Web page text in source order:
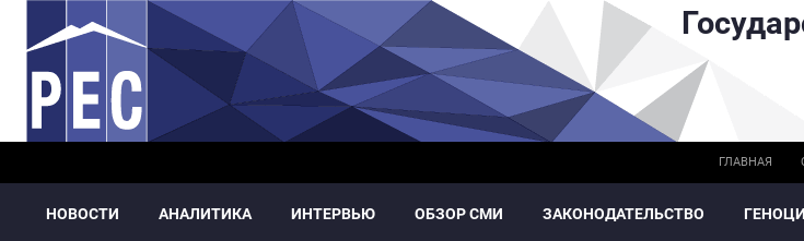
Перейти к основному содержанию
ГЛАВНАЯ
НОВОСТИ АНАЛИТИКА ИНТЕРВЬЮ ОБЗОР СМИ ЗАКОНОДАТЕЛЬСТВО